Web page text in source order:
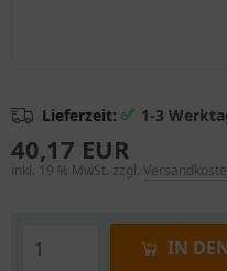
Lieferzeit: ✅ 1-3
40,17 EUR
inkl. 19 % MwSt. zzgl.
IN